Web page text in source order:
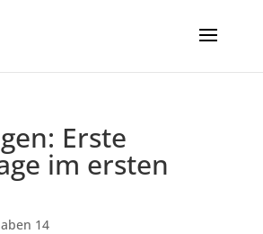
Erste
im ersten
14